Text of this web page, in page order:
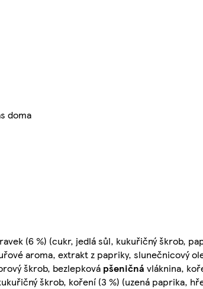
doma
(6 %) (cukr, jedlá sůl, kukuřičný škrob,
aroma, extrakt z papriky, slunečnicový
škrob, bezlepková pšeničná vláknina,
škrob, koření (3 %) (uzená paprika,